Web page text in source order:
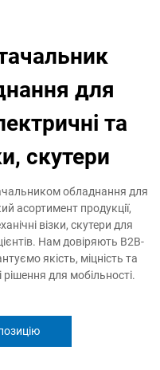
для
та
скутери
обладнання для
асортимент продукції,
візки, скутери для
Нам довіряють B2B-
якість, міцність та
для мобільності.